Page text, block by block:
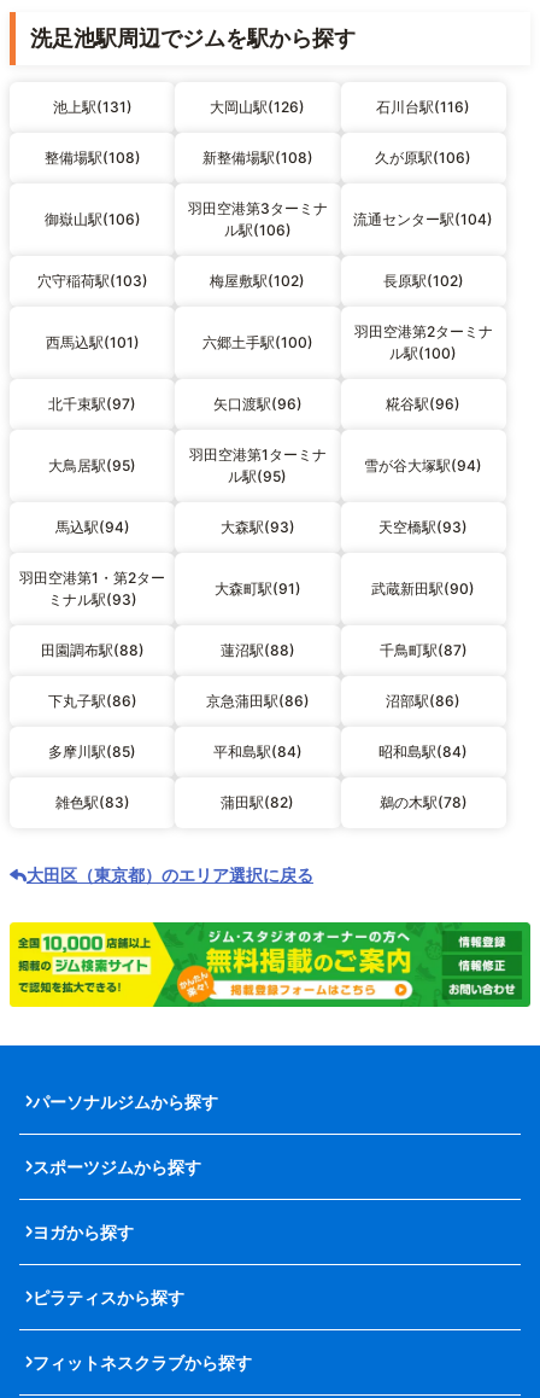
洗足池駅周辺でジムを駅から探す
池上駅(131) 大岡山駅(126) 石川台駅(116)
整備場駅(108) 新整備場駅(108) 久が原駅(106)
御嶽山駅(106)
羽田空港第3ターミナ
ル駅(106)
流通センター駅(104)
穴守稲荷駅(103) 梅屋敷駅(102) 長原駅(102)
西馬込駅(101) 六郷土手駅(100)
羽田空港第2ターミナ
ル駅(100)
北千束駅(97) 矢口渡駅(96) 糀谷駅(96)
大鳥居駅(95)
羽田空港第1ターミナ
ル駅(95)
雪が谷大塚駅(94)
馬込駅(94) 大森駅(93) 天空橋駅(93)
羽田空港第1・第2ター
ミナル駅(93)
大森町駅(91) 武蔵新田駅(90)
田園調布駅(88) 蓮沼駅(88) 千鳥町駅(87)
下丸子駅(86) 京急蒲田駅(86) 沼部駅(86)
多摩川駅(85) 平和島駅(84) 昭和島駅(84)
雑色駅(83) 蒲田駅(82) 鵜の木駅(78)
大田区（東京都）のエリア選択に戻る
パーソナルジムから探す
スポーツジムから探す
ヨガから探す
ピラティスから探す
フィットネスクラブから探す